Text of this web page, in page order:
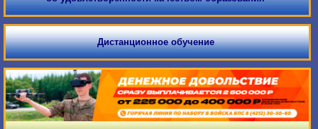
Дистанционное обучение